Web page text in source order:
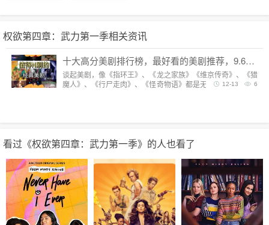
权欲第四章：武力第一季相关资讯
十大高分美剧排行榜，最好看的美剧推荐，9.6分神剧扎堆
谈起美剧，像《指环王》、《龙之家族》《维京传奇》、《猎
魔人》、《行尸走肉》、《怪奇物语》都是无法复制的经典，
6
12-13
看过《权欲第四章：武力第一季》的人也看了